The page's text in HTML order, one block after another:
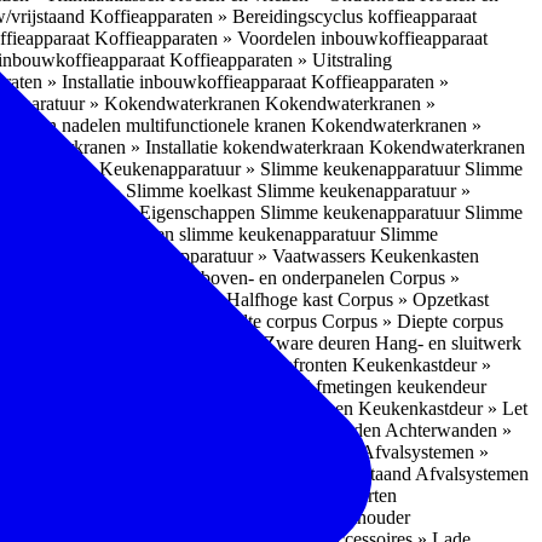
vrijstaand Koffieapparaten » Bereidingscyclus koffieapparaat
Koffieapparaten » Voordelen inbouwkoffieapparaat
Koffieapparaten » Uitstraling
» Installatie inbouwkoffieapparaat Koffieapparaten »
» Kokendwaterkranen Kokendwaterkranen »
en nadelen multifunctionele kranen Kokendwaterkranen »
» Installatie kokendwaterkraan Kokendwaterkranen
» OvensKeukenapparatuur » Slimme keukenapparatuur Slimme
» Slimme koelkast Slimme keukenapparatuur »
» Eigenschappen Slimme keukenapparatuur Slimme
» Nadelen slimme keukenapparatuur Slimme
Keukenapparatuur » Vaatwassers Keukenkasten
Corpus » Buitenkant zij-, boven- en onderpanelen Corpus »
Corpus » Halfhoge kast Corpus » Opzetkast
Corpus » Breedte corpus Corpus » Diepte corpus
Hang- en sluitwerk » Zware deuren Hang- en sluitwerk
» Soorten deur- en ladefronten Keukenkastdeur »
Keukenkastdeur » Afmetingen keukendeur
Keukenkastdeur » Deurgrepen Keukenkastdeur » Let
Achterwanden » Nadelen achterwanden Achterwanden »
Afvalsystemen »
Afvalsystemen » Vrijstaand Afvalsystemen
Inbouwaccessoires » Soorten
Inbouwaccessoires » Handdoekhouder